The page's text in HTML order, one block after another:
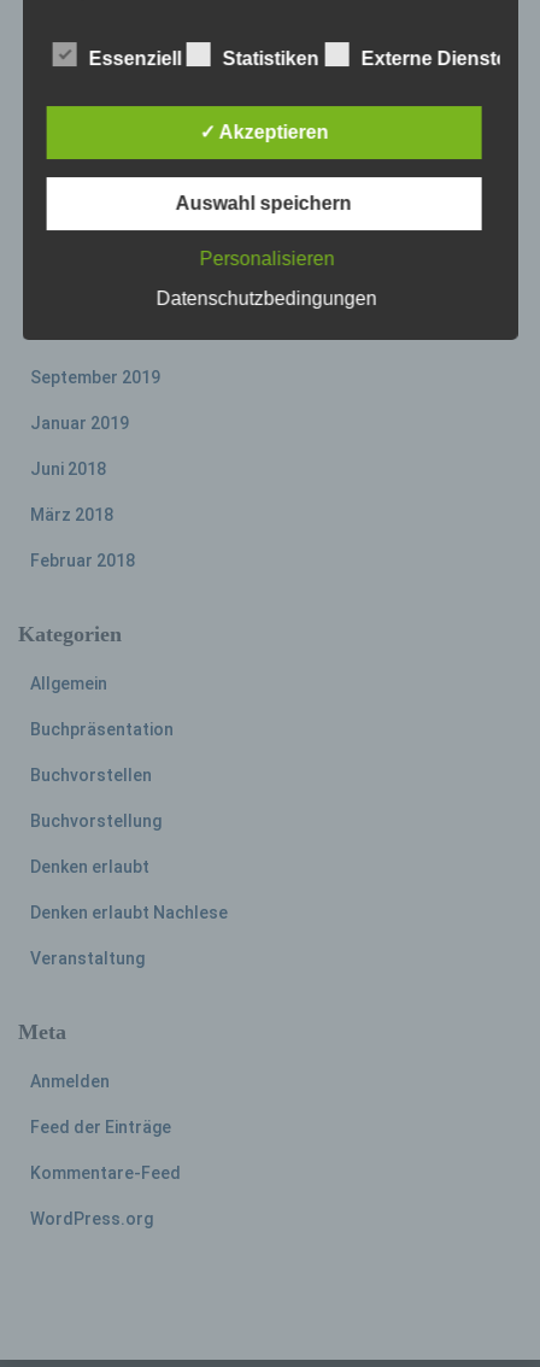
Juni 2021
Mai 2021
September 2019
Januar 2019
Juni 2018
März 2018
Februar 2018
Kategorien
Allgemein
Buchpräsentation
Buchvorstellen
Buchvorstellung
Denken erlaubt
Denken erlaubt Nachlese
Veranstaltung
Meta
Anmelden
Feed der Einträge
Kommentare-Feed
WordPress.org
verwendet wurden. Unsere Datenschutzerklärung
unsere Kunden und Geschäftspartner einfach
lesbar und verständlich sein. Um dies zu
gewährleisten, möchten wir vorab die verwendeten
Begrifflichkeiten erläutern.
Wir verwenden in dieser Datenschutzerklärung
a) personenbezogene Daten
Informationen, die sich auf eine identifizierte
Folgenden „betroffene Person") beziehen.
Person angesehen, die direkt oder indirekt,
insbesondere mittels Zuordnung zu einer
Kennnummer, zu Standortdaten, zu einer
kann.
Betroffene Person ist jede identifizierte oder
personenbezogene Daten von dem für die
werden.
Verarbeitung ist jeder mit oder ohne Hilfe
automatisierter Verfahren ausgeführte
Vorgang oder jede solche Vorgangsreihe im
Zusammenhang mit personenbezogenen
Organisation, das Ordnen, die Speicherung,
Verknüpfung, die Einschränkung, das
Essenziell Statistiken Externe Dienste
✓ Akzeptieren
Auswahl speichern
Personalisieren
Datenschutzbedingungen